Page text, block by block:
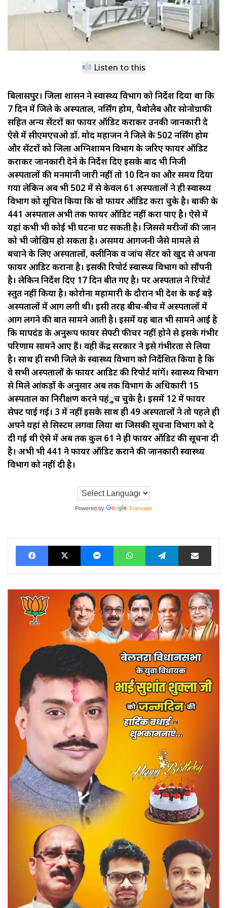
Listen to this
बिलासपुर। जिला प्रशासन ने स्वास्थ्य विभाग को निर्देश दिया था कि
7 दिन में जिले के अस्पताल, नर्सिंग होम, पैथोलैब और सोनोग्राफी
सहित अन्य सेंटरों का फायर ऑडिट कराकर उनकी जानकारी दे
ऐसे में सीएमएचओ डॉ. प्रमोद महाजन ने जिले के 502 नर्सिंग होम
और सेंटरों को जिला अग्निशामन विभाग के जरिए फायर ऑडिट
कराकर जानकारी देने के निर्देश दिए इसके बाद भी निजी
अस्पतालों की मनमानी जारी नहीं तो 10 दिन का और समय दिया
गया लेकिन अब भी 502 में से केवल 61 अस्पतालों ने ही स्वास्थ्य
विभाग को सूचित किया कि वो फायर ऑडिट करा चुके है। बाकी के
441 अस्पताल अभी तक फायर ऑडिट नहीं करा पाए है। ऐसे में
यहां कभी भी कोई भी घटना घट सकती है। जिससे मरीजों की जान
को भी जोखिम हो सकता है। असमय आगजनी जैसे मामले से
बचाने के लिए अस्पतालों, क्लीनिक व जांच सेंटर को खुद से अपना
फायर आडिट कराना है। इसकी रिपोर्ट स्वास्थ्य विभाग को सौंपनी
है। लेकिन निर्देश दिए 17 दिन बीत गए है। पर अस्पताल ने रिपोर्ट
प्रस्तुत नहीं किया है। कोरोना महामारी के दौरान भी देश के कई बड़े
अस्पतालों में आग लगी थी। इसी तरह बीच-बीच में अस्पतालों में
आग लगने की बात सामने आती है। इसमें यह बात भी सामने आई है
कि मापदंड के अनुरूप फायर सेफ्टी फीचर नहीं होने से इसके गंभीर
परिणाम सामने आए हैं। वही केंद्र सरकार ने इसे गंभीरता से लिया
है। साथ ही सभी जिले के स्वास्थ्य विभाग को निर्देशित किया है कि
वे सभी अस्पतालों के फायर आडिट की रिपोर्ट मांगें। स्वास्थ्य विभाग
से मिले आंकड़ों के अनुसार अब तक विभाग के अधिकारी 15
अस्पताल का निरीक्षण करने पहंुच चुके है। इसमें 12 में फायर
सेफ्ट पाई गई। 3 में नहीं इसके साथ ही 49 अस्पतालों ने तो पहले ही
अपने यहां से सिस्टम लगवा लिया था जिसकी सूचना विभाग को दे
दी गई थी ऐसे में अब तक कुल 61 ने ही फायर ऑडिट की सूचना दी
है। अभी भी 441 ने फायर ऑडिट कराने की जानकारी स्वास्थ्य
विभाग को नहीं दी है।
Powered by Translate
FacebookX MessengerWhatsAppTelegram Share via